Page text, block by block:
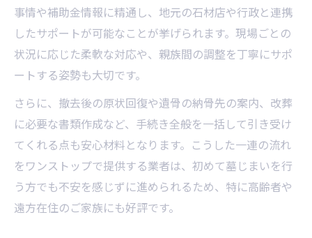
事情や補助金情報に精通し、地元の石材店や行政と連携
したサポートが可能なことが挙げられます。現場ごとの
状況に応じた柔軟な対応や、親族間の調整を丁寧にサポ
ートする姿勢も大切です。
さらに、撤去後の原状回復や遺骨の納骨先の案内、改葬
に必要な書類作成など、手続き全般を一括して引き受け
てくれる点も安心材料となります。こうした一連の流れ
をワンストップで提供する業者は、初めて墓じまいを行
う方でも不安を感じずに進められるため、特に高齢者や
遠方在住のご家族にも好評です。